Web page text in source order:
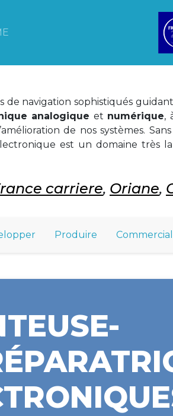
navigation sophistiqués
analogique et numérique,
de nos systèmes.
est un domaine très
carriere, Oriane,
Produire